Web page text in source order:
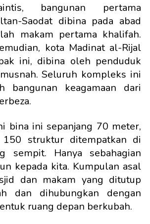
bangunan pertama
Saodat dibina pada abad
makam pertama khalifah.
kota Madinat al-Rijal
ini, dibina oleh penduduk
Seluruh kompleks ini
bangunan keagamaan dari
bina ini sepanjang 70 meter,
struktur ditempatkan di
sempit. Hanya sebahagian
kepada kita. Kumpulan asal
dan makam yang ditutup
dan dihubungkan dengan
ruang depan berkubah.